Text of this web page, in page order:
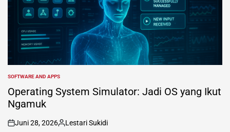
POSTED
IN
SOFTWARE AND APPS
Operating System Simulator: Jadi OS yang Ikut
Ngamuk
on
Juni 28, 2026
Posted
Lestari Sukidi